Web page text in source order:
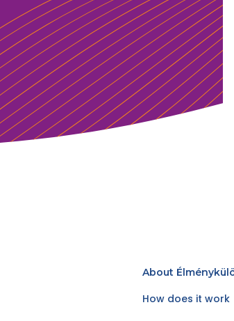
About
How does it work